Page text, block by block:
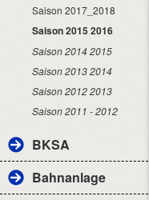
Saison 2017_2018
Saison 2015 2016
Saison 2014 2015
Saison 2013 2014
Saison 2012 2013
Saison 2011 - 2012
BKSA
Bahnanlage